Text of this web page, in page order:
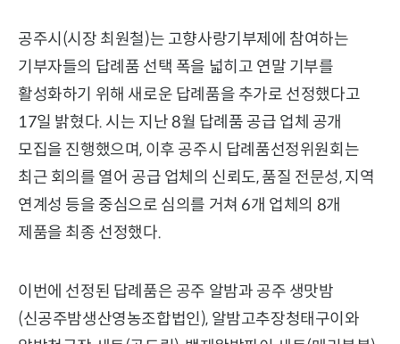
공주시(시장 최원철)는 고향사랑기부제에 참여하는
기부자들의 답례품 선택 폭을 넓히고 연말 기부를
활성화하기 위해 새로운 답례품을 추가로 선정했다고
17일 밝혔다. 시는 지난 8월 답례품 공급 업체 공개
모집을 진행했으며, 이후 공주시 답례품선정위원회는
최근 회의를 열어 공급 업체의 신뢰도, 품질 전문성, 지역
연계성 등을 중심으로 심의를 거쳐 6개 업체의 8개
제품을 최종 선정했다.
이번에 선정된 답례품은 공주 알밤과 공주 생맛밤
(신공주밤생산영농조합법인), 알밤고추장청태구이와